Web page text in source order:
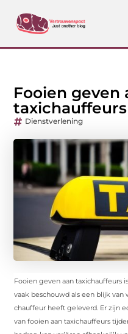
Fooien geven
taxichauffeurs
Dienstverlening
Fooien geven aan taxichauffeurs
vaak beschouwd als een blijk van
chauffeur heeft geleverd. Er zijn
van fooien aan taxichauffeurs